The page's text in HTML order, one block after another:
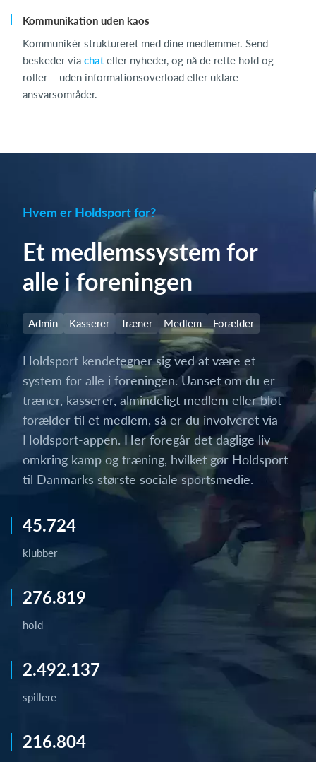
Kommunikation uden kaos
Kommunikér struktureret med dine medlemmer. Send
beskeder via chateller nyheder, og nå de rette hold og
roller – uden informationsoverload eller uklare
ansvarsområder.
Hvem er Holdsport for?
Et medlemssystem for
alle i foreningen
Admin Kasserer Træner Medlem Forælder
Holdsport kendetegner sig ved at være et
system for alle i foreningen. Uanset om du er
træner, kasserer, almindeligt medlem eller blot
forælder til et medlem, så er du involveret via
Holdsport-appen. Her foregår det daglige liv
omkring kamp og træning, hvilket gør Holdsport
til Danmarks største sociale sportsmedie.
45.724
klubber
276.819
hold
2.492.137
spillere
216.804